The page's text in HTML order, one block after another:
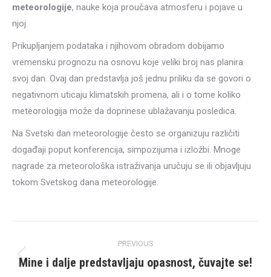
meteorologije, nauke koja proučava atmosferu i pojave u
njoj.
Prikupljanjem podataka i njihovom obradom dobijamo
vremensku prognozu na osnovu koje veliki broj nas planira
svoj dan. Ovaj dan predstavlja još jednu priliku da se govori o
negativnom uticaju klimatskih promena, ali i o tome koliko
meteorologija može da doprinese ublažavanju posledica.
Na Svetski dan meteorologije često se organizuju različiti
događaji poput konferencija, simpozijuma i izložbi. Mnoge
nagrade za meteorološka istraživanja uručuju se ili objavljuju
tokom Svetskog dana meteorologije.
navigation
PREVIOUS
Previous
Mine i dalje predstavljaju opasnost, čuvajte se!